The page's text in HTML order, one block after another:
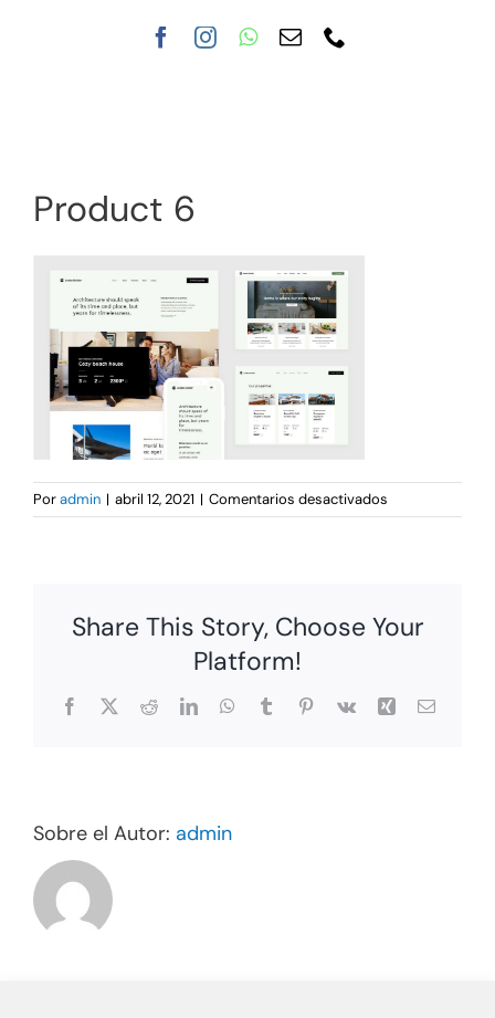
Nuestra clínica
Product 6
Poradmin | abril 12, 2021 | Comentarios desactivados
Product
Share This Story, Choose Your
Platform!
Facebook
X RedditLinkedInWhatsApp
TumblrPinterest
Vk Xing Correo
Sobre el Autor: admin